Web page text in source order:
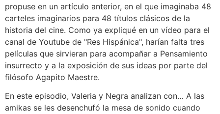
propuse en un artículo anterior, en el que imaginaba 48
carteles imaginarios para 48 títulos clásicos de la
historia del cine. Como ya expliqué en un vídeo para el
canal de Youtube de "Res Hispánica", harían falta tres
películas que sirvieran para acompañar a Pensamiento
insurrecto y a la exposición de sus ideas por parte del
filósofo Agapito Maestre.
En este episodio, Valeria y Negra analizan con… A las
amikas se les desenchufó la mesa de sonido cuando